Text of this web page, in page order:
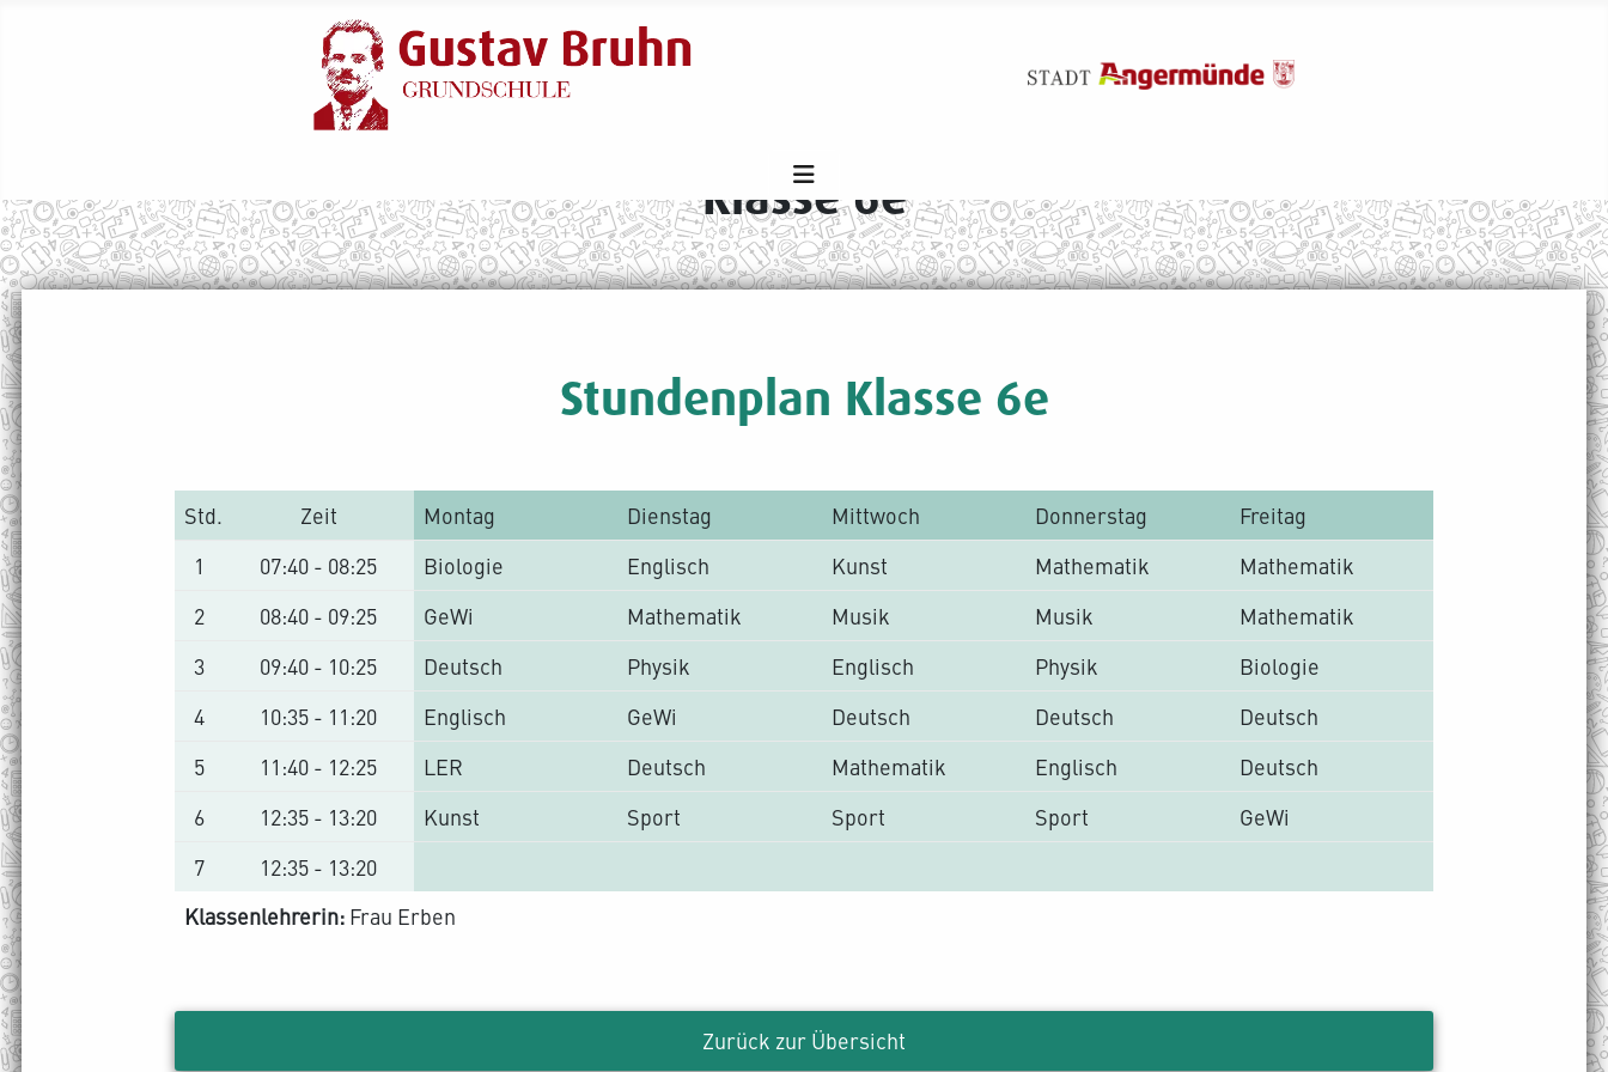
Klasse 6e
Stundenplan Klasse 6e
Std.
Zeit
1
07:40 - 08:25
2
08:40 - 09:25
3
09:40 - 10:25
4
10:35 - 11:20
5
11:40 - 12:25
6
12:35 - 13:20
7
12:35 - 13:20
Klassenlehrerin: Frau Erben
Montag Dienstag Mittwoch Donnerstag
Freitag
Biologie
Englisch Kunst Mathematik
Mathematik
GeWi
Mathematik Musik Musik
Mathematik
Deutsch
Physik Englisch Physik
Biologie
Englisch
GeWi Deutsch Deutsch
Deutsch
LER
Deutsch Mathematik Englisch
Deutsch
Kunst
Sport Sport Sport GeWi
Zurück zur Übersicht